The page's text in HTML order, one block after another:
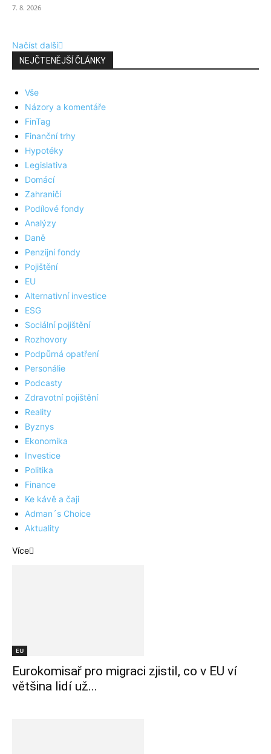
7. 8. 2026
Načíst další
NEJČTENĚJŠÍ ČLÁNKY
Vše
Názory a komentáře
FinTag
Finanční trhy
Hypotéky
Legislativa
Domácí
Zahraničí
Podílové fondy
Analýzy
Daně
Penzijní fondy
Pojištění
EU
Alternativní investice
ESG
Sociální pojištění
Rozhovory
Podpůrná opatření
Personálie
Podcasty
Zdravotní pojištění
Reality
Byznys
Ekonomika
Investice
Politika
Finance
Ke kávě a čaji
Adman´s Choice
Aktuality
Více
EU
Eurokomisař pro migraci zjistil, co v EU ví
většina lidí už...